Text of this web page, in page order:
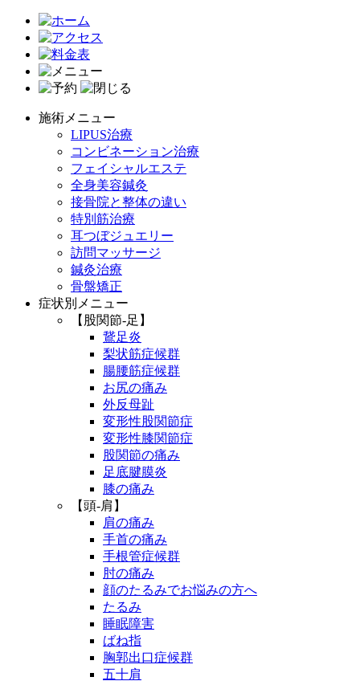
施術メニュー
LIPUS治療
コンビネーション治療
フェイシャルエステ
全身美容鍼灸
接骨院と整体の違い
特別筋治療
耳つぼジュエリー
訪問マッサージ
鍼灸治療
骨盤矯正
症状別メニュー
【股関節-足】
鵞足炎
梨状筋症候群
腸腰筋症候群
お尻の痛み
外反母趾
変形性股関節症
変形性膝関節症
股関節の痛み
足底腱膜炎
膝の痛み
【頭-肩】
肩の痛み
手首の痛み
手根管症候群
肘の痛み
顔のたるみでお悩みの方へ
たるみ
睡眠障害
ばね指
胸郭出口症候群
五十肩